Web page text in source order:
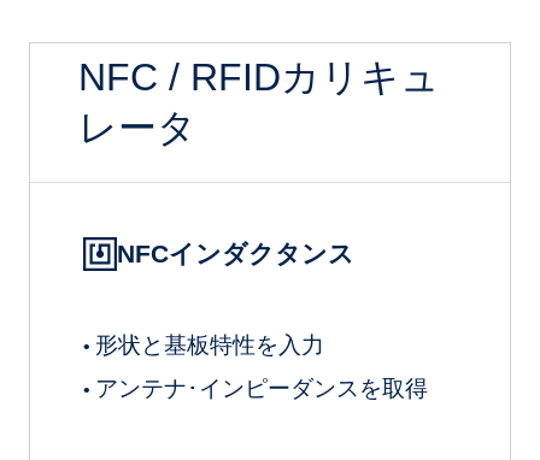
NFC / RFIDカリキュ
レータ
NFCインダクタンス
• 形状と基板特性を入力
• アンテナ･インピーダンスを取得